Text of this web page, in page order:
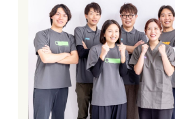
■交通費支給
■副業可
■家族利用手当
■健康診断
■インフルエンザ予防接種補助制度
■スポーツ観戦チケット配布
■社員紹介制度
■コミュニケーション費補助
■サークル活動支援制度